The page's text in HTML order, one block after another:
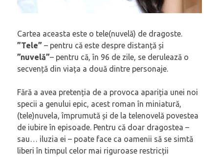
Cartea aceasta este o tele(nuvelă) de dragoste.
”Tele” – pentru că este despre distanță și
”nuvelă”– pentru că, în 96 de zile, se derulează o
secvență din viața a două dintre personaje.
Fără a avea pretenția de a provoca apariția unei noi
specii a genului epic, acest roman în miniatură,
(tele)nuvela, împrumută și de la telenovelă povestea
de iubire în episoade. Pentru că doar dragostea –
sau… iluzia ei – poate face ca oamenii să se simtă
liberi în timpul celor mai riguroase restricții